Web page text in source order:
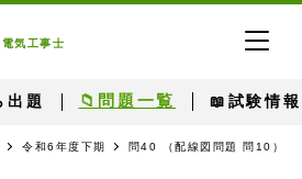
気工事士
出題 📁問題一覧 📖試験情報
令和6年度下期 問40 （配線図問題 問10）